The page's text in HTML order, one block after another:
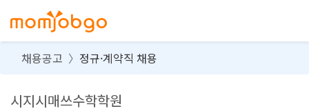
채용공고 정규·계약직 채용
시지시매쓰수학학원